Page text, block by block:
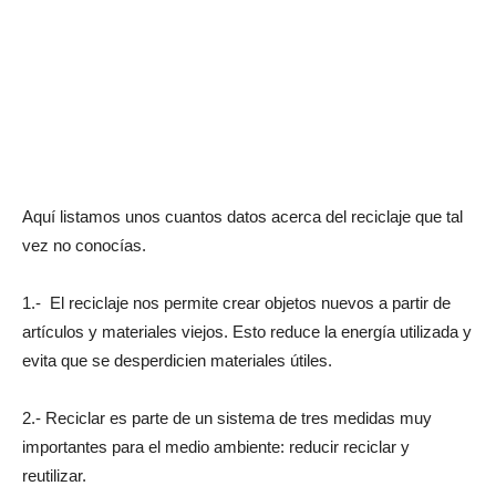
Aquí listamos unos cuantos datos acerca del reciclaje que tal
vez no conocías.
1.- El reciclaje nos permite crear objetos nuevos a partir de
artículos y materiales viejos. Esto reduce la energía utilizada y
evita que se desperdicien materiales útiles.
2.- Reciclar es parte de un sistema de tres medidas muy
importantes para el medio ambiente: reducir reciclar y
reutilizar.